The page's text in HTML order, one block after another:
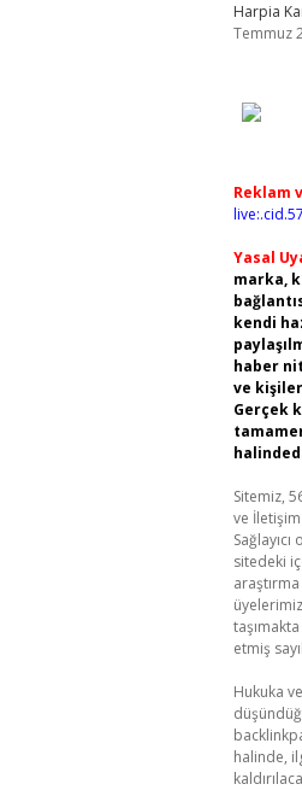
Harpia
Temmuz
Reklam
Yasal
marka,
kendi
haber
ve
Gerçek
Sitemiz,
ve
sitedeki
etmiş
Hukuka
halinde,